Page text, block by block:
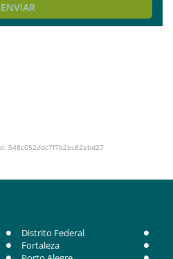
ENVIAR
548c052ddc7f7b2bc82ebd27
Distrito Federal
Fortaleza